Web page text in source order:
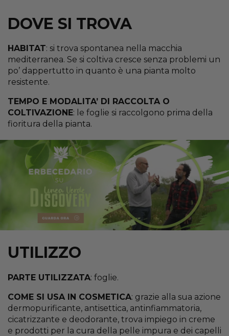
DOVE SI TROVA
HABITAT: si trova spontanea nella macchia
mediterranea. Se si coltiva cresce senza problemi un
po’ dappertutto in quanto è una pianta molto
resistente.
TEMPO E MODALITA’ DI RACCOLTA O
COLTIVAZIONE: le foglie si raccolgono prima della
fioritura della pianta.
UTILIZZO
PARTE UTILIZZATA: foglie.
COME SI USA IN COSMETICA: grazie alla sua azione
dermopurificante, antisettica, antinfiammatoria,
cicatrizzante e deodorante, trova impiego in creme
e prodotti per la cura della pelle impura e dei capelli